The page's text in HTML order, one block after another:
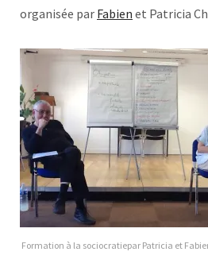
organisée par Fabien et Patricia
Formation à la sociocratiepar Patricia et